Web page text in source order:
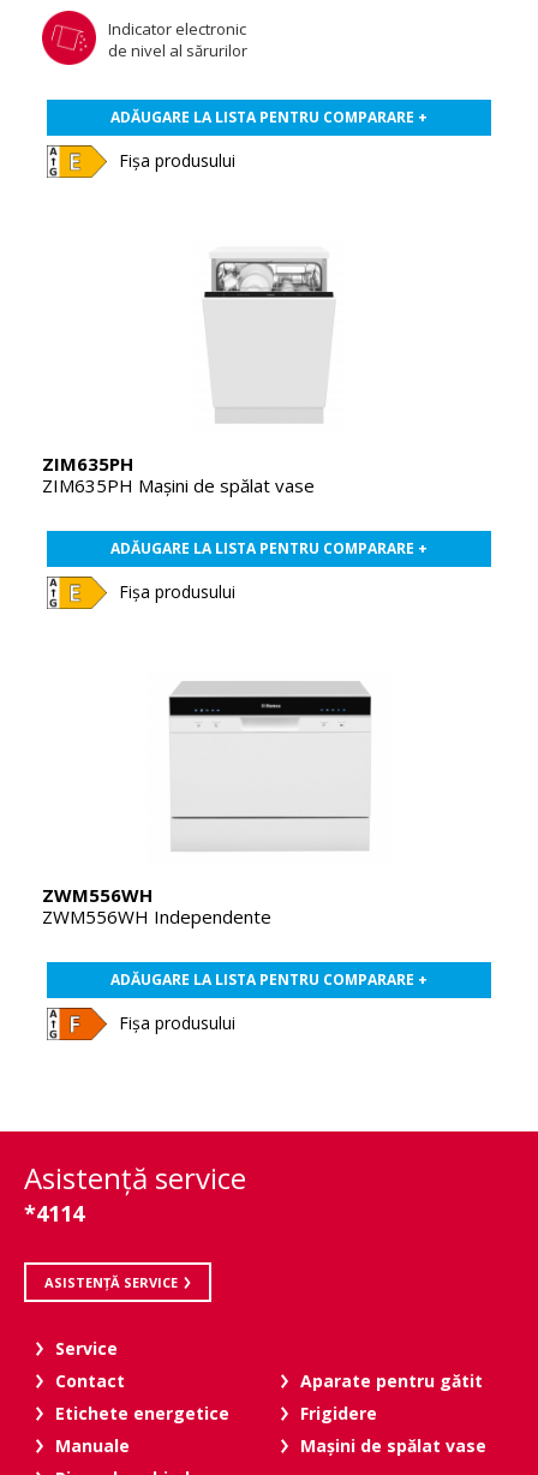
Indicator electronic
de nivel al sărurilor
ADĂUGARE LA LISTA PENTRU COMPARARE +
Fișa produsului
ZIM635PH
ZIM635PH Maşini de spălat vase
ADĂUGARE LA LISTA PENTRU COMPARARE +
Fișa produsului
ZWM556WH
ZWM556WH Independente
ADĂUGARE LA LISTA PENTRU COMPARARE +
Fișa produsului
Asistenţă service
*4114
ASISTENȚĂ SERVICE
Service
Contact
Etichete energetice
Manuale
Aparate pentru gătit
Frigidere
Maşini de spălat vase